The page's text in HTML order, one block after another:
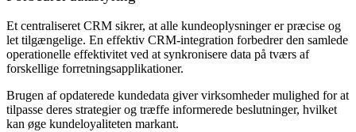
Et centraliseret CRM sikrer, at alle kundeoplysninger er præcise og
let tilgængelige. En effektiv CRM-integration forbedrer den samlede
operationelle effektivitet ved at synkronisere data på tværs af
forskellige forretningsapplikationer.
Brugen af opdaterede kundedata giver virksomheder mulighed for at
tilpasse deres strategier og træffe informerede beslutninger, hvilket
kan øge kundeloyaliteten markant.